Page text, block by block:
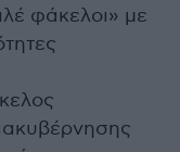
φάκελοι» με